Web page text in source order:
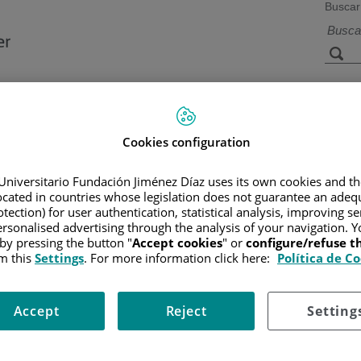
Buscar
Instalaciones y
tecnología
Inicio/
en Radiodiagnóstico en Hospital Universitario Virgen Del Rocío, Sevilla
Cookies configuration
Fundación Jiménez Díaz uses its own cookies and
in countries whose legislation does not guarantee an
for user authentication, statistical analysis, improving
advertising through the analysis of your navigation.
pressing the button "Accept cookies" or configure/refuse
thisSettings. For more information click here: Política de
Reject
Accept